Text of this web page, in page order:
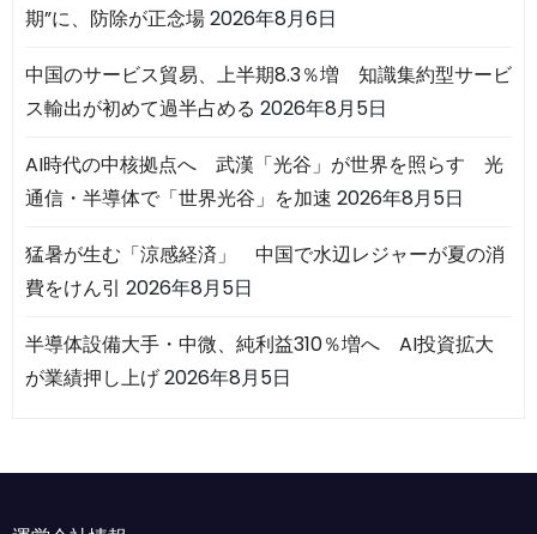
期”に、防除が正念場2026年8月6日
中国のサービス貿易、上半期8.3％増 知識集約型サービ
ス輸出が初めて過半占める 2026年8月5日
AI時代の中核拠点へ 武漢「光谷」が世界を照らす 光
通信・半導体で「世界光谷」を加速 2026年8月5日
猛暑が生む「涼感経済」 中国で水辺レジャーが夏の消
費をけん引 2026年8月5日
半導体設備大手・中微、純利益310％増へ AI投資拡大
が業績押し上げ2026年8月5日